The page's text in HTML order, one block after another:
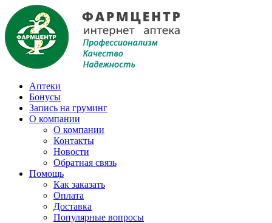
Аптеки
Бонусы
Запись на груминг
О компании
О компании
Контакты
Новости
Обратная связь
Помощь
Как заказать
Оплата
Доставка
Популярные вопросы